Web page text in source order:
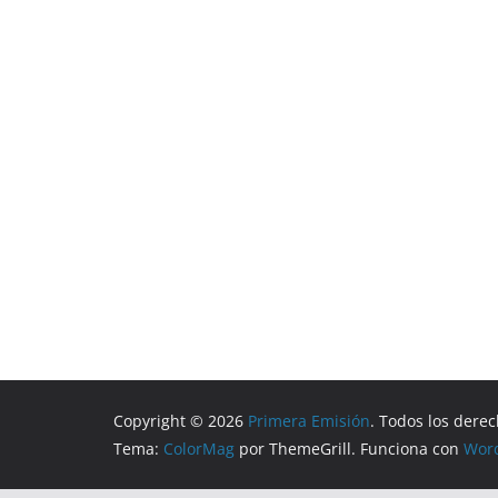
Copyright © 2026 Primera Emisión. Todos los
Tema: ColorMag por ThemeGrill. Funciona con